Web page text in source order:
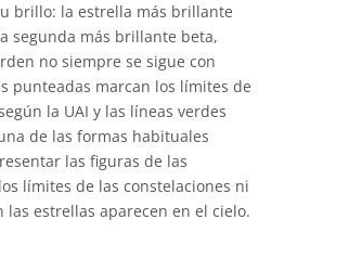
brillo: la estrella más brillante
segunda más brillante beta,
no siempre se sigue con
punteadas marcan los límites de
la UAI y las líneas verdes
de las formas habituales
las figuras de las
límites de las constelaciones ni
las estrellas aparecen en el cielo.